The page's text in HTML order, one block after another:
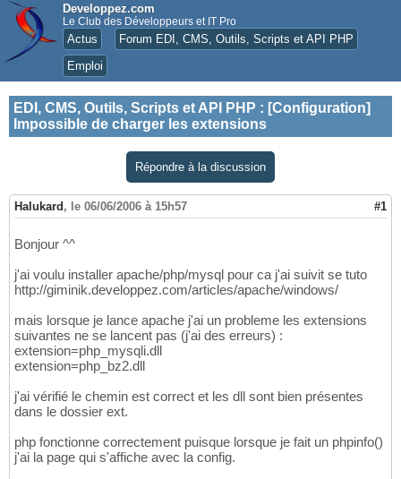
Developpez.com
Le Club des Développeurs et IT Pro
Actus
Forum EDI, CMS, Outils, Scripts et API PHP
Emploi
EDI, CMS, Outils, Scripts et API PHP : [Configuration]
Impossible de charger les extensions
Répondre à la discussion
Halukard , le 06/06/2006 à 15h57 #1
Bonjour ^^
j'ai voulu installer apache/php/mysql pour ca j'ai suivit se tuto
http://giminik.developpez.com/articles/apache/windows/
mais lorsque je lance apache j'ai un probleme les extensions
suivantes ne se lancent pas (j'ai des erreurs) :
extension=php_mysqli.dll
extension=php_bz2.dll
j'ai vérifié le chemin est correct et les dll sont bien présentes
dans le dossier ext.
php fonctionne correctement puisque lorsque je fait un phpinfo()
j'ai la page qui s'affiche avec la config.